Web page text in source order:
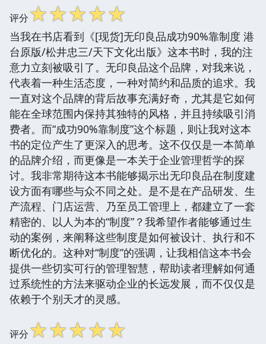
评分☆☆☆☆☆
当我在书店看到《[现货]无印良品成功90%靠制度 港
台原版/松井忠三/天下文化出版》这本书时，我的注
意力立刻被吸引了。无印良品这个品牌，对我来说，
代表着一种生活态度，一种对简约和品质的追求。我
一直对这个品牌的背后故事充满好奇，尤其是它如何
能在全球范围内保持其独特的风格，并且持续吸引消
费者。而“成功90%靠制度”这个标题，则让我对这本
书的定位产生了更深入的思考。这不仅仅是一本简单
的品牌介绍，而更像是一本关于企业管理哲学的探
讨。我非常期待这本书能够揭示出无印良品在制度建
设方面有哪些与众不同之处。是不是在产品研发、生
产流程、门店运营、乃至员工管理上，都建立了一套
精密的、以人为本的“制度”？我希望作者能够通过生
动的案例，来阐释这些制度是如何被设计、执行和不
断优化的。这种对“制度”的强调，让我相信这本书会
提供一些切实可行的管理智慧，帮助读者理解如何通
过系统性的方法来驱动企业的长远发展，而不仅仅是
依赖于个别天才的灵感。
评分☆☆☆☆☆